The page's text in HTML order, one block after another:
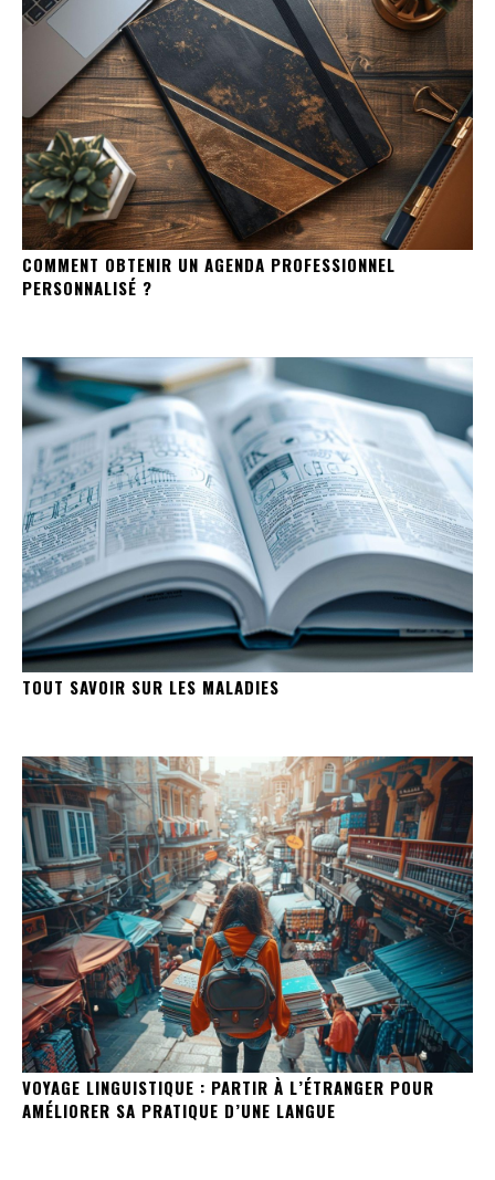
COMMENT OBTENIR UN AGENDA PROFESSIONNEL
PERSONNALISÉ ?
TOUT SAVOIR SUR LES MALADIES
VOYAGE LINGUISTIQUE : PARTIR À L’ÉTRANGER POUR
AMÉLIORER SA PRATIQUE D’UNE LANGUE